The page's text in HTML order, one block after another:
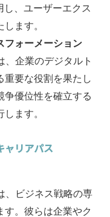
し、ユーザーエクス
ます。
フォーメーション
、企業のデジタルト
重要な役割を果たし
争優位性を確立する
ます。
ャリアパス
、ビジネス戦略の専
す。彼らは企業やク